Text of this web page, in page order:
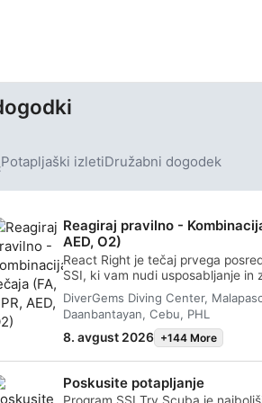
Potapljaški izletiDružabni dogodek
Reagiraj pravilno -
AED, O2)
React Right je tečaj prvega
SSI, ki vam nudi usposabljanje in
za delovanje kot reševalec v
V tem prilagodljivem
izberete, o katerih temah se
primarno oceno, prvo pomočjo,
primarne stabilizacije. Naučite se
v potapljaških nujnih primerih in
avtomatskega zunanjega
kombinacijo akademskih srečanj
DiverGems Diving Center,
Daanbantayan, Cebu, PHL
8. avgust 2026 +144 More
Poskusite potapljanje